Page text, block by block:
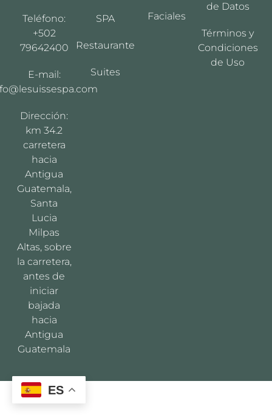
Teléfono:
+502
79642400
E-mail:
Dirección:
km 34.2
carretera
hacia
Antigua
Guatemala,
Santa
Lucia
Milpas
Altas, sobre
la carretera,
antes de
iniciar
bajada
hacia
Antigua
Guatemala
SPA
Restaurante
Suites
Faciales
de Datos
Términos y
Condiciones
de Uso
ES